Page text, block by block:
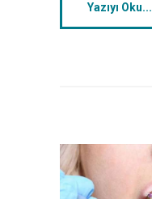
Yazıyı Oku...